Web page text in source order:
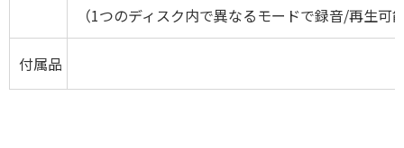
（1つのディスク内で異なるモードで録音/再生可
付属品